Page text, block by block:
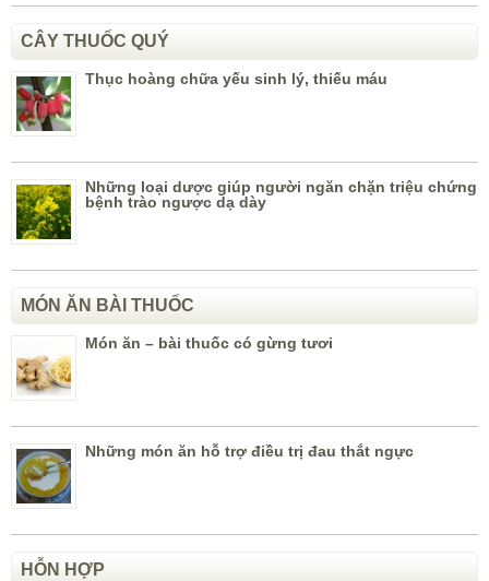
CÂY THUỐC QUÝ
Thục hoàng chữa yếu sinh lý, thiếu máu
Những loại dược giúp người ngăn chặn triệu chứng
bệnh trào ngược dạ dày
MÓN ĂN BÀI THUỐC
Món ăn – bài thuốc có gừng tươi
Những món ăn hỗ trợ điều trị đau thắt ngực
HỖN HỢP